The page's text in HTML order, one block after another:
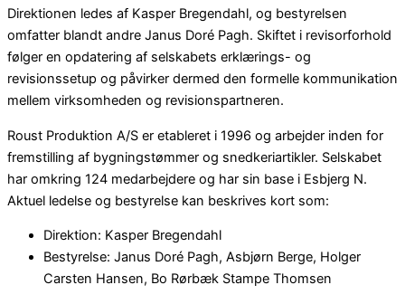
Direktionen ledes af Kasper Bregendahl, og bestyrelsen
omfatter blandt andre Janus Doré Pagh. Skiftet i revisorforhold
følger en opdatering af selskabets erklærings- og
revisionssetup og påvirker dermed den formelle kommunikation
mellem virksomheden og revisionspartneren.
Roust Produktion A/S er etableret i 1996 og arbejder inden for
fremstilling af bygningstømmer og snedkeriartikler. Selskabet
har omkring 124 medarbejdere og har sin base i Esbjerg N.
Aktuel ledelse og bestyrelse kan beskrives kort som:
Direktion: Kasper Bregendahl
Bestyrelse: Janus Doré Pagh, Asbjørn Berge, Holger
Carsten Hansen, Bo Rørbæk Stampe Thomsen